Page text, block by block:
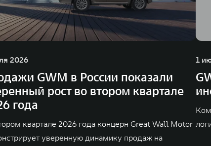
2026
GWM в России показали
рост во втором квартале
года
квартале 2026 года концерн Great Wall Motor
уверенную динамику продаж на
1